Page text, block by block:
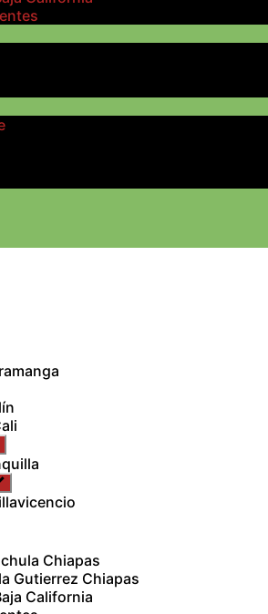
Chiapas
Gutierrez Chiapas
California